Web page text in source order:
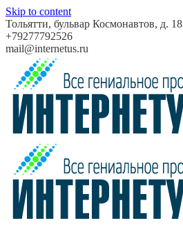
Skip to content
Тольятти, бульвар Космонавтов, д. 18
+79277792526
mail@internetus.ru